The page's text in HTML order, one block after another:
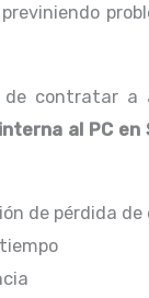
de contratar a
interna al PC en
de pérdida